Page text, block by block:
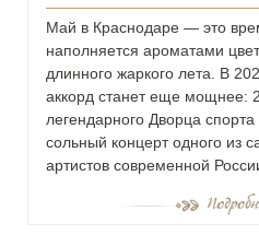
Май в Краснодаре — это
наполняется ароматами
длинного жаркого лета. В
аккорд станет еще мощнее:
легендарного Дворца
сольный концерт одного из
артистов современной